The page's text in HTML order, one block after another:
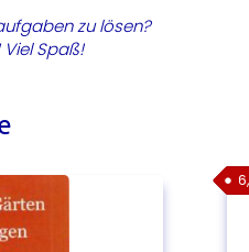
zu lösen?
Spaß!